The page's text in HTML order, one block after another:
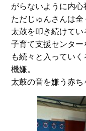
がらないように内心
ただじゅんさんは全
太鼓を叩き続けてい
子育て支援センタ
も続々と入ってい
機嫌。
太鼓の音を嫌う赤ち